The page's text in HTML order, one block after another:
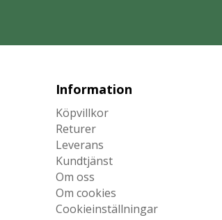
Information
Köpvillkor
Returer
Leverans
Kundtjänst
Om oss
Om cookies
Cookieinställningar